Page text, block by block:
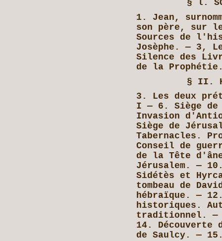
§ l.
1. Jean,
son père, sur
Sources de
Josèphe. — 3,
Silence des
de la
§ II.
3. Les deux
I — 6. Siège de
Invasion
Siège de
Tabernacles.
Conseil de
de la Tête
Jérusalem. —
Sidétès et
tombeau de
hébraïque. —
historiques.
traditionnel. —
14. Découverte
de Saulcy. —